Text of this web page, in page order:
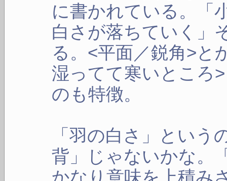
に書かれている。「
白さが落ちていく」
る。<平面／鋭角>と
湿ってて寒いところ
のも特徴。
「羽の白さ」とい
背」じゃないかな。
かなり意味を上積み